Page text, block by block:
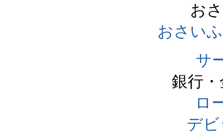
お
おさい
サ
銀行
ロ
デ